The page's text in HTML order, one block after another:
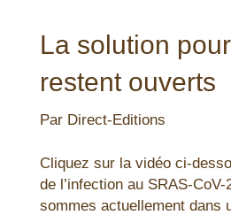
La solution
restent ouverts
Par Direct-Editions
Cliquez sur la vidéo ci-
de l’infection au SRAS-
sommes actuellement dans